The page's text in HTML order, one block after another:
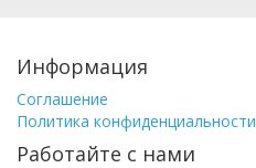
Информация
Соглашение
Политика конфиденциальности
Работайте с нами